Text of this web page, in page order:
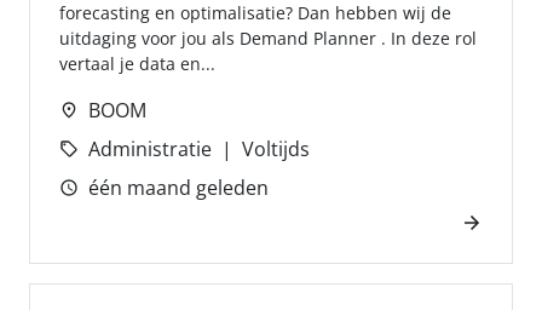
forecasting en optimalisatie? Dan hebben wij de
uitdaging voor jou als Demand Planner . In deze rol
vertaal je data en...
BOOM
Administratie
Voltijds
één maand geleden